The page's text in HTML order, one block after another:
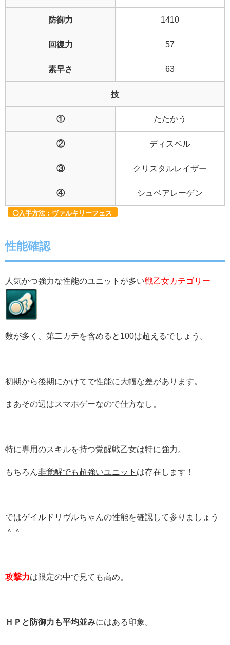
防御力 1410
回復力 57
素早さ 63
技
① たたかう
② ディスペル
③ クリスタルレイザー
④ シュベアレーゲン
入手方法：ヴァルキリーフェス
性能確認
人気かつ強力な性能のユニットが多い戦乙女カテゴリー
数が多く、第二カテを含めると100は超えるでしょう。
初期から後期にかけてで性能に大幅な差があります。
まあその辺はスマホゲーなので仕方なし。
特に専用のスキルを持つ覚醒戦乙女は特に強力。
もちろん 非覚醒でも超強いユニット は存在します！
ではゲイルドリヴルちゃんの性能を確認して参りましょう
＾＾
攻撃力は限定の中で見ても高め。
ＨＰと防御力も平均並みにはある印象。